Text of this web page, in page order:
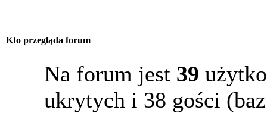
Kto przegląda forum
Na forum jest 39
ukrytych i 38 gości